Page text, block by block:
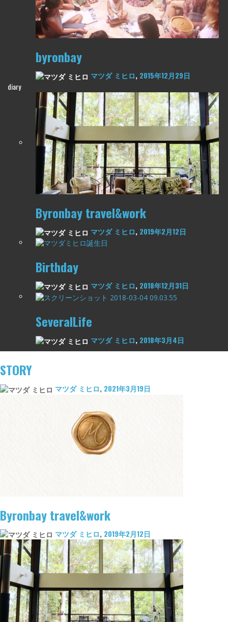
byronbay
マツダ ミヒロ, 2015年12月29日
diary
Byronbay travel&work
マツダ ミヒロ, 2019年2月12日
Birthday
マツダ ミヒロ, 2018年12月31日
SeveralLife
マツダ ミヒロ, 2018年3月4日
STORY
マツダ ミヒロ, 2021年3月19日
Byronbay travel&work
マツダ ミヒロ, 2019年2月12日